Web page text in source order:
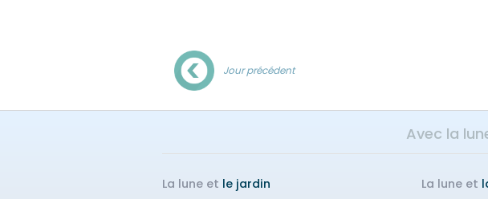
Jour précédent
Avec la
La lune et le jardin La lune et